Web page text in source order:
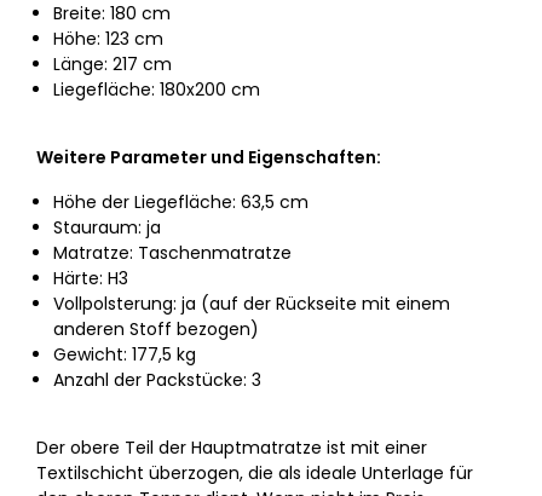
Breite: 180 cm
Höhe: 123 cm
Länge: 217 cm
Liegefläche: 180x200 cm
Weitere Parameter und Eigenschaften:
Höhe der Liegefläche: 63,5 cm
Stauraum: ja
Matratze: Taschenmatratze
Härte: H3
Vollpolsterung: ja (auf der Rückseite mit einem
anderen Stoff bezogen)
Gewicht: 177,5 kg
Anzahl der Packstücke: 3
Der obere Teil der Hauptmatratze ist mit einer
Textilschicht überzogen, die als ideale Unterlage für